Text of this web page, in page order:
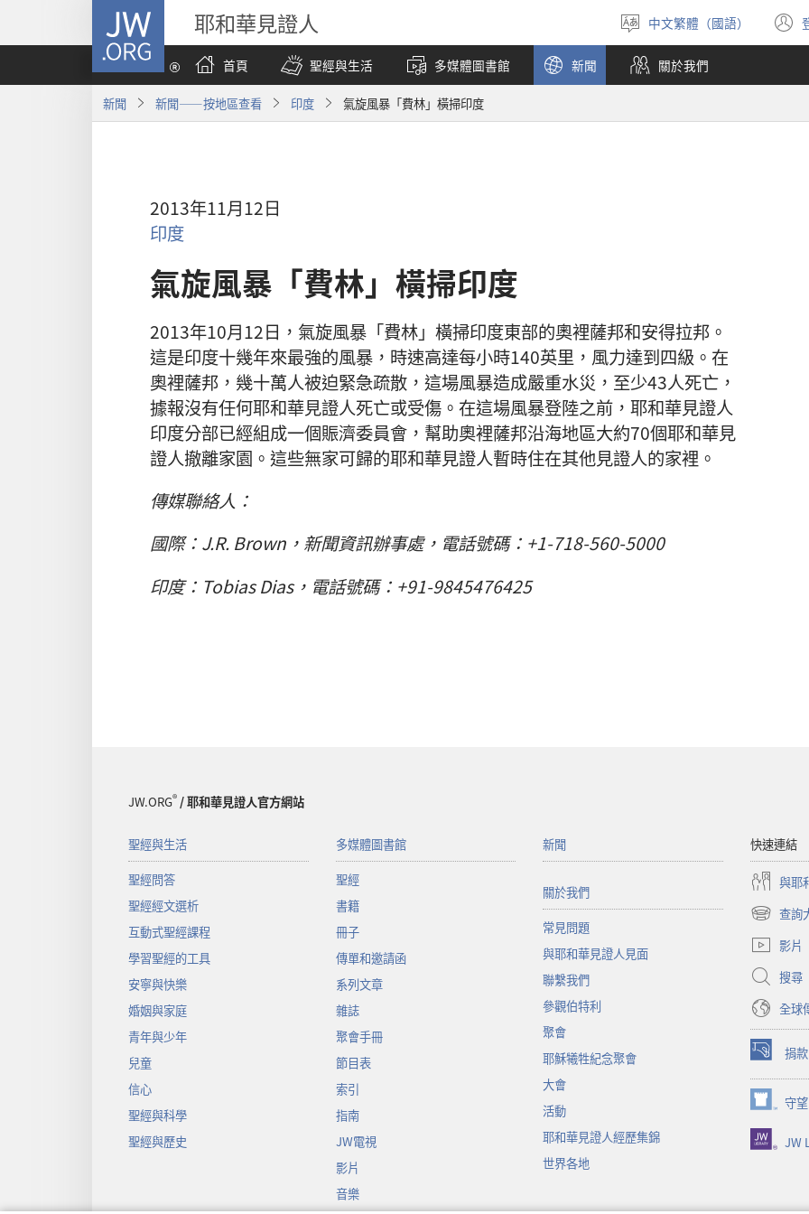
JW.ORG 耶和華見證人
選
擇
語
言
中文繁體（國語）
首頁 聖經與生活 多媒體圖書館 新聞 關於我們
新聞 新聞——按地區查看 印度 氣旋風暴「費林」橫掃印度
2013年11月12日
印度
氣旋風暴「費林」橫掃印度
2013年10月12日，氣旋風暴「費林」橫掃印度東部的奧裡薩邦和安得拉邦。
這是印度十幾年來最強的風暴，時速高達每小時140英里，風力達到四級。在
奧裡薩邦，幾十萬人被迫緊急疏散，這場風暴造成嚴重水災，至少43人死亡，
據報沒有任何耶和華見證人死亡或受傷。在這場風暴登陸之前，耶和華見證人
印度分部已經組成一個賑濟委員會，幫助奧裡薩邦沿海地區大約70個耶和華見
證人撤離家園。這些無家可歸的耶和華見證人暫時住在其他見證人的家裡。
傳媒聯絡人：
國際：J.R. Brown，新聞資訊辦事處，電話號碼：+1-718-560-5000
印度：Tobias Dias，電話號碼：+91-9845476425
JW.ORG®/ 耶和華見證人官方網站
聖經與生活
聖經問答
聖經經文選析
互動式聖經課程
學習聖經的工具
安寧與快樂
婚姻與家庭
青年與少年
兒童
信心
聖經與科學
聖經與歷史
多媒體圖書館
聖經
書籍
冊子
傳單和邀請函
系列文章
雜誌
聚會手冊
節目表
索引
指南
JW電視
影片
音樂
新聞
關於我們
常見問題
與耶和華見證人見面
聯繫我們
參觀伯特利
聚會
耶穌犧牲紀念聚會
大會
活動
耶和華見證人經歷集錦
世界各地
快速連結
與耶
查詢
（開
啟
新
視
窗）
影片
搜尋
全球
捐款
（開
啟
新
視
窗）
守
（開
啟
新
JW